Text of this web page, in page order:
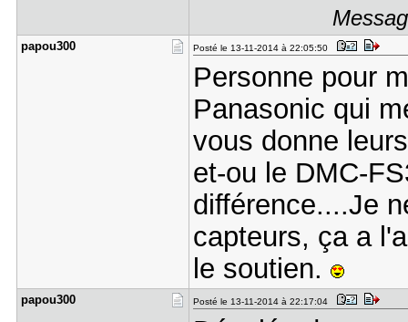
papou300 Posté le 13-11-2014 à 22:05:50
Personne pour
Panasonic qui
vous donne
et-ou le DMC-
différence....Je
capteurs, ça a
le soutien.
papou300 Posté le 13-11-2014 à 22:17:04